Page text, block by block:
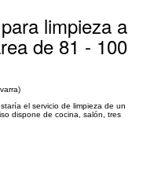
limpieza a
de 81 - 100
el servicio de limpieza de un
dispone de cocina, salón, tres